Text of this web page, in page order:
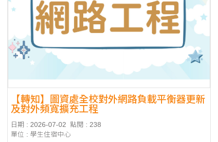
【轉知】圖資處全校對外網路負載平衡器更新
及對外頻寬擴充工程
日期 : 2026-07-02
點閱 : 238
單位 : 學生住宿中心